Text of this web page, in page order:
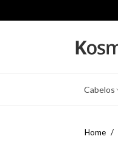
Cabelos
Home